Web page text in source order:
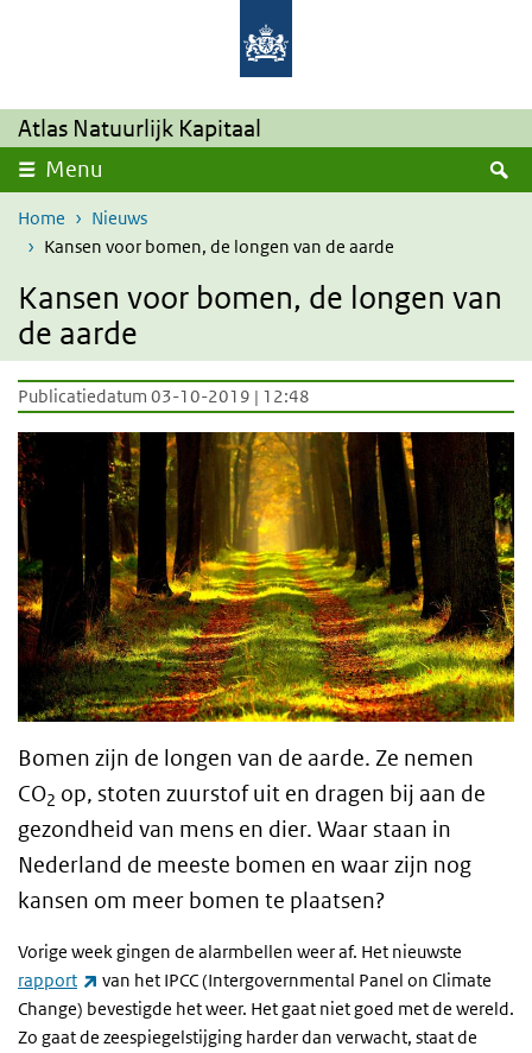
Overslaan en naar de inhoud gaan
Atlas Natuurlijk Kapitaal
Menu
Home
Nieuws
Kansen voor bomen, de longen van de aarde
Kansen voor bomen, de longen van
de aarde
Publicatiedatum 03-10-2019 | 12:48
Bomen zijn de longen van de aarde. Ze nemen
CO2 op, stoten zuurstof uit en dragen bij aan de
gezondheid van mens en dier. Waar staan in
Nederland de meeste bomen en waar zijn nog
kansen om meer bomen te plaatsen?
Vorige week gingen de alarmbellen weer af. Het nieuwste
rapport
(externe link)
van het IPCC (Intergovernmental Panel on Climate
Change) bevestigde het weer. Het gaat niet goed met de wereld.
Zo gaat de zeespiegelstijging harder dan verwacht, staat de